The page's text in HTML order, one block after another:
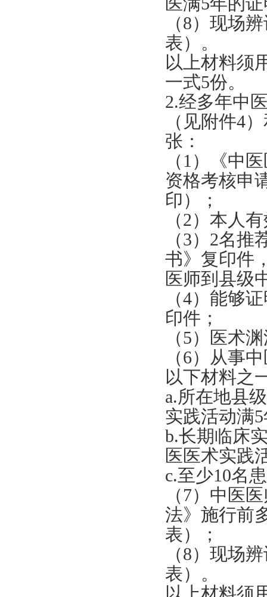
（8）现场
表）。
以上材料须
一式5份。
2.经多年中
（见附件4
张：
（1）《中
资格考核申
印）；
（2）本人
（3）2名
书》复印件
医师到县级
（4）能够
印件；
（5）医术
（6）从事
以下材料之
a.所在地县
实践活动满
b.长期临床
医医术实践
c.至少10名
（7）中医
法》施行前
表）；
（8）现场
表）。